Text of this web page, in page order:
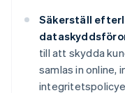
Säkerställ
till att skydda
samlas in online,